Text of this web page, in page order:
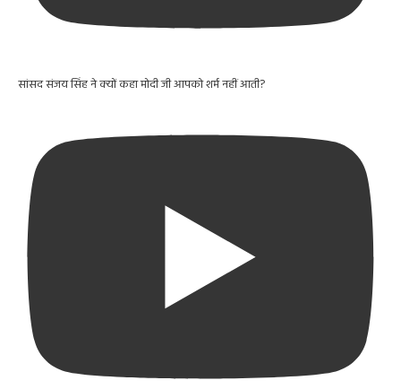
सांसद संजय सिंह ने क्यों कहा मोदी जी आपको शर्म नहीं आती?